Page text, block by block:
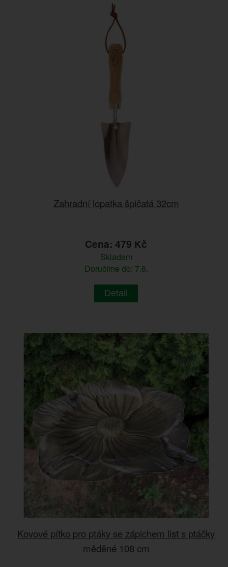
Zahradní lopatka špičatá 32cm
Cena: 479 Kč
Skladem
Doručíme do: 7.8.
Detail
Kovové pítko pro ptáky se zápichem list s ptáčky
měděné 108 cm